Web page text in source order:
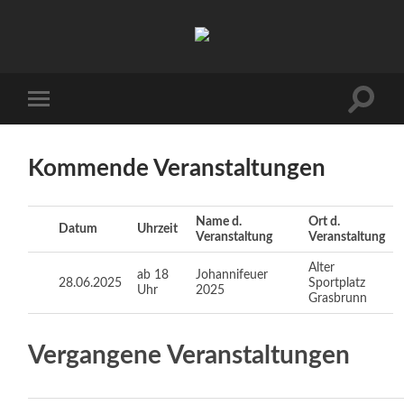
Menü
Kommende Veranstaltungen
Datum Uhrzeit
Name d.
Veranstaltung
Ort d.
Veranstaltung
28.06.2025
ab 18
Uhr
Johannifeuer
2025
Alter
Sportplatz
Grasbrunn
Vergangene Veranstaltungen